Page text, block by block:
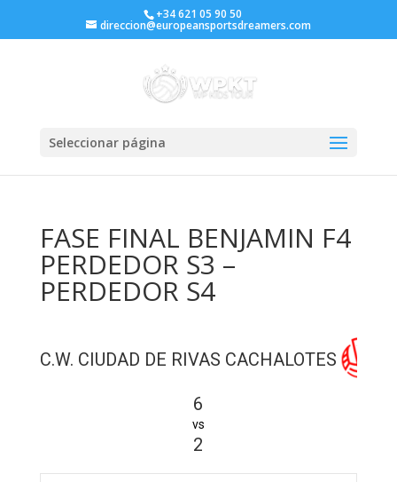
+34 621 05 90 50
direccion@europeansportsdreamers.com
Seleccionar página
FASE FINAL BENJAMIN F4
PERDEDOR S3 –
PERDEDOR S4
C.W. CIUDAD DE RIVAS CACHALOTES
6
vs
2